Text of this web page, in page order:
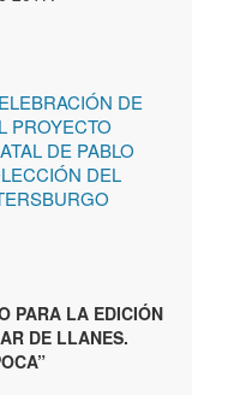
DE
PROYECTO
DE PABLO
DEL
PARA LA EDICIÓN
DE LLANES.